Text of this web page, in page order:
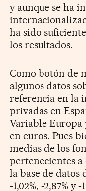
y aunque se ha
ha sido
los resultados.
Como botón de
algunos datos
referencia en la
privadas en
Variable Europa
en euros. Pues
medias de los
pertenecientes a
la base de datos
-1,02%, -2,87% y